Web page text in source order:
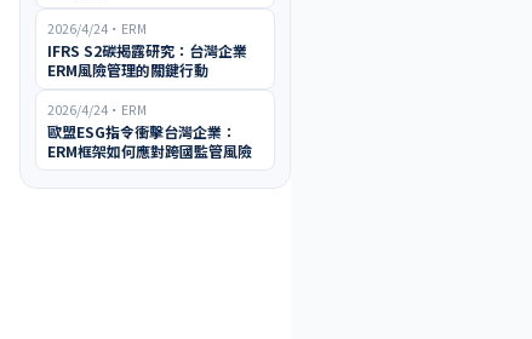
2026/4/24 ・ ERM
IFRS S2碳揭露研究：台灣企業
ERM風險管理的關鍵行動
2026/4/24 ・ ERM
歐盟ESG指令衝擊台灣企業：
ERM框架如何應對跨國監管風險